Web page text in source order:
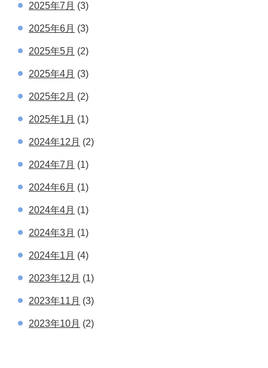
2025年7月 (3)
2025年6月 (3)
2025年5月 (2)
2025年4月 (3)
2025年2月 (2)
2025年1月 (1)
2024年12月 (2)
2024年7月 (1)
2024年6月 (1)
2024年4月 (1)
2024年3月 (1)
2024年1月 (4)
2023年12月 (1)
2023年11月 (3)
2023年10月 (2)